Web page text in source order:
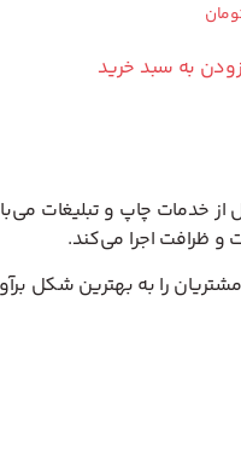
به سبد خرید
خدمات چاپ و تبلیغات
و ظرافت اجرا می‌کند.
را به بهترین شکل